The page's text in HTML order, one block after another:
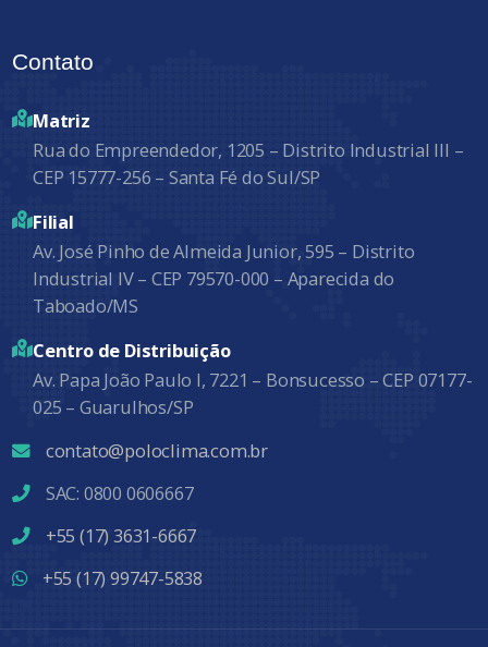
Contato
Matriz
Rua do Empreendedor, 1205 – Distrito Industrial III –
CEP 15777-256 – Santa Fé do Sul/SP
Filial
Av. José Pinho de Almeida Junior, 595 – Distrito
Industrial IV – CEP 79570-000 – Aparecida do
Taboado/MS
Centro de Distribuição
Av. Papa João Paulo I, 7221 – Bonsucesso – CEP 07177-
025 – Guarulhos/SP
contato@poloclima.com.br
SAC: 0800 0606667
+55 (17) 3631-6667
+55 (17) 99747-5838